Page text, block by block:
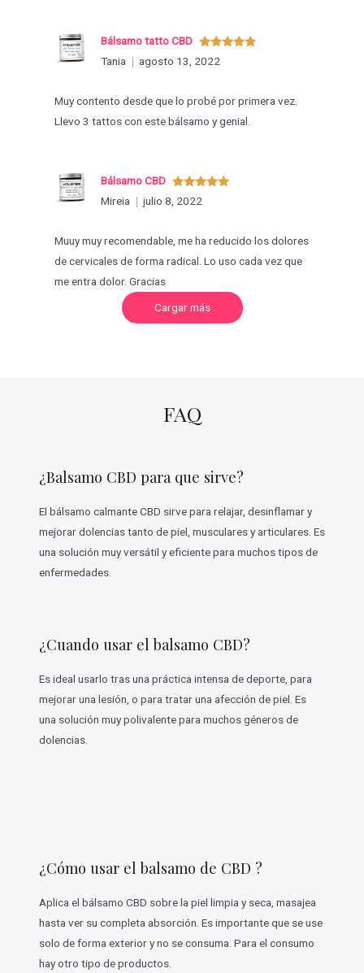
Valorado
con
Bálsamo tatto CBD
Tania
agosto 13, 2022
Muy contento desde que lo probé por primera vez.
Llevo 3 tattos con este bálsamo y genial.
Valorado
con5de 5
Bálsamo CBD
Mireia
julio 8, 2022
Muuy muy recomendable, me ha reducido los dolores
de cervicales de forma radical. Lo uso cada vez que
me entra dolor. Gracias
Cargar másC
r
i
o
e
s
FAQ
¿Balsamo CBD para que sirve?
El bálsamo calmante CBD sirve para relajar, desinflamar y
mejorar dolencias tanto de piel, musculares y articulares. Es
una solución muy versátil y eficiente para muchos tipos de
enfermedades.
¿Cuando usar el balsamo CBD?
Es ideal usarlo tras una práctica intensa de deporte, para
mejorar una lesión, o para tratar una afección de piel. Es
una solución muy polivalente para muchos géneros de
dolencias.
¿Cómo usar el balsamo de CBD ?
Aplica el bálsamo CBD sobre la piel limpia y seca, masajea
hasta ver su completa absorción. Es importante que se use
solo de forma exterior y no se consuma. Para el consumo
hay otro tipo de productos.